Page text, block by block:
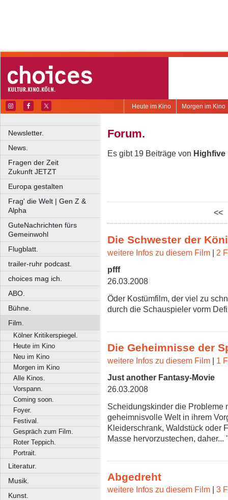
Morgen im Kino
Heute im Kino
Newsletter.
News.
Fragen der Zeit
Zukunft JETZT
Europa gestalten
Frag' die Welt | Gen Z &
Alpha
GuteNachrichten fürs
Gemeinwohl
Flugblatt.
trailer-ruhr podcast.
choices mag ich.
ABO.
Bühne.
Film.
Kölner Kritikerspiegel.
Heute im Kino
Neu im Kino
Morgen im Kino
Alle Kinos.
Vorspann.
Coming soon.
Foyer.
Festival.
Gespräch zum Film.
Roter Teppich.
Portrait.
Literatur.
Musik.
Kunst.
Forum.
Es gibt 19 Beiträge von Highfive
<<
Die Schwester der
weitere Infos zu diesem Film | 2
pfff
26.03.2008
Öder Kostümfilm, der viel zu
durch die Schauspieler vorm
Die Geheimnisse der
weitere Infos zu diesem Film | 1
Just another Fantasy-Movie
26.03.2008
Scheidungskinder die Probleme
geheimnisvolle Welt in ihrem
Kleiderschrank, Waldstück oder
Masse hervorzustechen, daher...
Abgedreht
weitere Infos zu diesem Film
3